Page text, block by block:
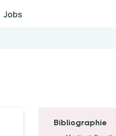
Jobs
Bibliographie